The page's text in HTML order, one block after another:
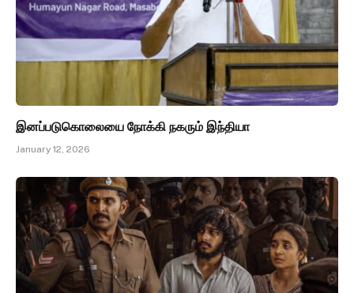
இனப்படுகொலையை நோக்கி நகரும் இந்தியா
January 12, 2026